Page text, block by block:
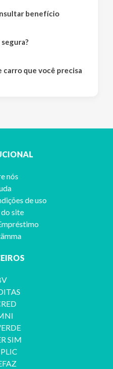
benefício
carro que você precisa
nós
de uso
site
SIM